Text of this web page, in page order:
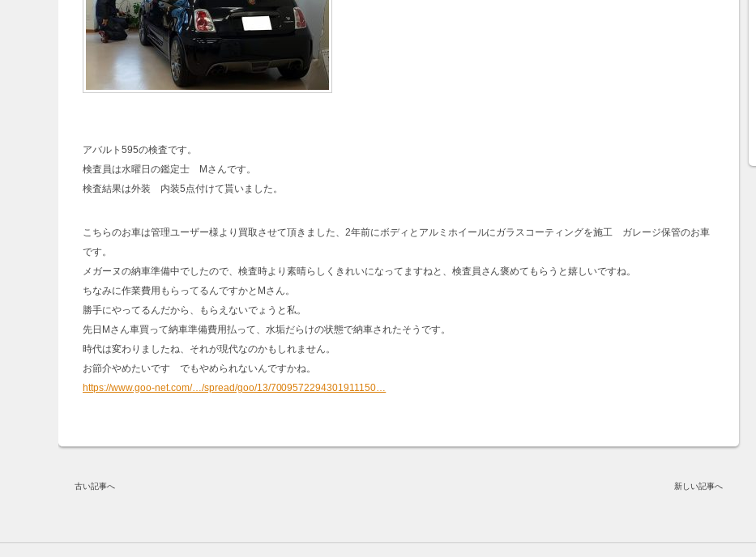
アバルト595の検査です。
検査員は水曜日の鑑定士 Mさんです。
検査結果は外装 内装5点付けて貰いました。
こちらのお車は管理ユーザー様より買取させて頂きました、2年前にボディとアルミホイールにガラスコーティングを施工 ガレージ保管のお車
です。
メガーヌの納車準備中でしたので、検査時より素晴らしくきれいになってますねと、検査員さん褒めてもらうと嬉しいですね。
ちなみに作業費用もらってるんですかとMさん。
勝手にやってるんだから、もらえないでょうと私。
先日Mさん車買って納車準備費用払って、水垢だらけの状態で納車されたそうです。
時代は変わりましたね、それが現代なのかもしれません。
お節介やめたいです でもやめられないんですかね。
https://www.goo-net.com/…/spread/goo/13/7009572294301911150…
古い記事へ 新しい記事へ